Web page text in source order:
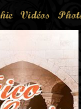
Vidéos